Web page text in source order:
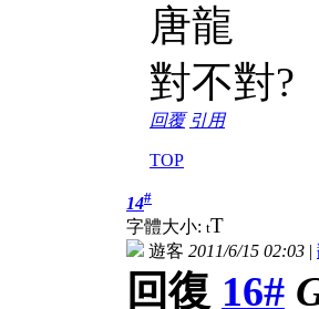
唐龍
對不對?
回覆 引用
TOP
14#
字體大小: tT
遊客 2011/6/15 02:03 |
回復 16#